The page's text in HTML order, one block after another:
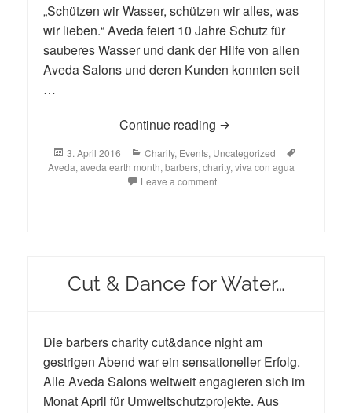
„Schützen wir Wasser, schützen wir alles, was
wir lieben.“ Aveda feiert 10 Jahre Schutz für
sauberes Wasser und dank der Hilfe von allen
Aveda Salons und deren Kunden konnten seit
…
Continue reading April ist Earth Month
Posted
on
3. April 2016 Categories
Charity, Events, Uncategorized
Aveda, aveda earth month, barbers, charity, viva con agua
Leave a comment
Cut & Dance for Water…
Die barbers charity cut&dance night am
gestrigen Abend war ein sensationeller Erfolg.
Alle Aveda Salons weltweit engagieren sich im
Monat April für Umweltschutzprojekte. Aus